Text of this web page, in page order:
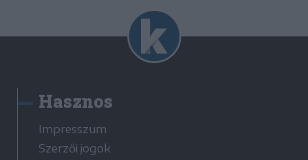
Hasznos
Impresszum
Szerzői jogok